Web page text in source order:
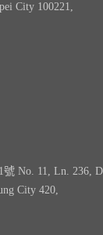
City 100221,
No. 11, Ln. 236,
City 420,